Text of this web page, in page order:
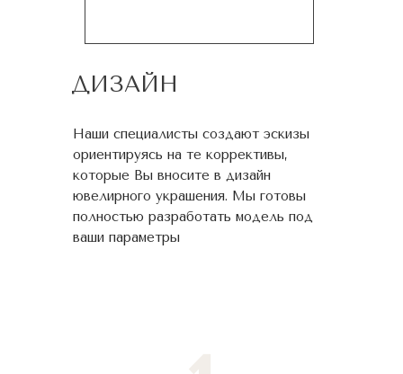
ДИЗАЙН
Наши специалисты создают эскизы
ориентируясь на те коррективы,
которые Вы вносите в дизайн
ювелирного украшения. Мы готовы
полностью разработать модель под
ваши параметры